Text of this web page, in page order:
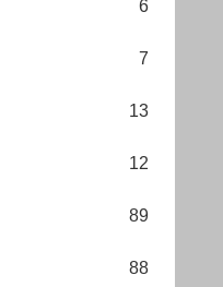
6
7
13
12
89
88